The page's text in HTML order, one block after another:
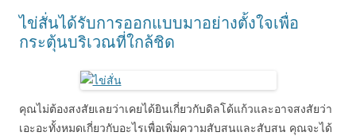
ไข่สั่นได้รับการออกแบบมาอย่างตั้งใจเพื่อ
กระตุ้นบริเวณที่ใกล้ชิด
คุณไม่ต้องสงสัยเลยว่าเคยได้ยินเกี่ยวกับดิลโด้แก้วและอาจสงสัยว่า
เอะอะทั้งหมดเกี่ยวกับอะไรเพื่อเพิ่มความสับสนและสับสน คุณจะได้